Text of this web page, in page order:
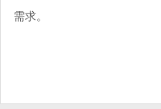
需求。